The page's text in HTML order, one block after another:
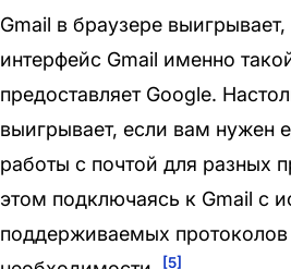
Gmail в браузере
интерфейс Gmail именно
предоставляет Google.
выигрывает, если вам нужен
работы с почтой для разных
этом подключаясь к Gmail с
поддерживаемых
[5]